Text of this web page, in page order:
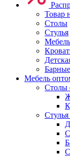
Товар
Столы
Стулья
Мебель
Столы